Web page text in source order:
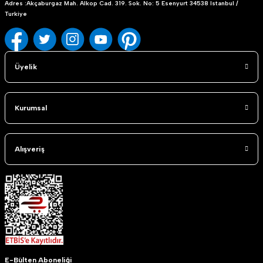
Adres :Akçaburgaz Mah. Alkop Cad. 319. Sok. No: 5 Esenyurt 34538 Istanbul /
Turkiye
Üyelik
Kurumsal
Alışveriş
E-Bülten Aboneliği